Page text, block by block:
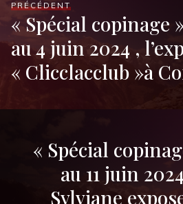
PRÉCÉDENT
« Spécial copinage
au 4 juin 2024 ,
« Clicclacclub »à
« Spécial
au 11 juin
Sylviane